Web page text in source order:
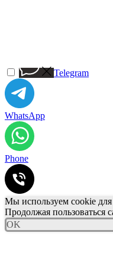
Telegram
WhatsApp
Phone
Мы используем cookie
Продолжая пользоваться
OK